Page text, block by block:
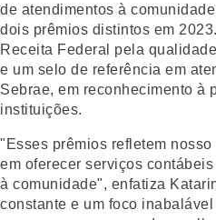
de atendimentos à
dois prêmios distintos em
Receita Federal pela
e um selo de referência em
Sebrae, em reconhecimento à
instituições.
"Esses prêmios refletem
em oferecer serviços
à comunidade", enfatiza
constante e um foco